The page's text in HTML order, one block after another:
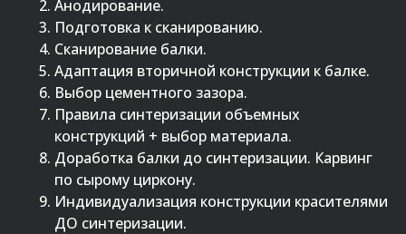
Анодирование.
Подготовка к сканированию.
Сканирование балки.
Адаптация вторичной конструкции к балке.
Выбор цементного зазора.
Правила синтеризации объемных
конструкций + выбор материала.
Доработка балки до синтеризации. Карвинг
по сырому циркону.
Индивидуализация конструкции красителями
ДО синтеризации.